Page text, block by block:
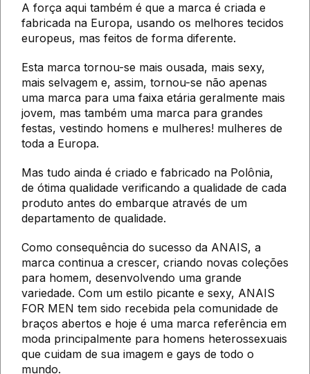
A força aqui também é que a marca é criada e
fabricada na Europa, usando os melhores tecidos
europeus, mas feitos de forma diferente.
Esta marca tornou-se mais ousada, mais sexy,
mais selvagem e, assim, tornou-se não apenas
uma marca para uma faixa etária geralmente mais
jovem, mas também uma marca para grandes
festas, vestindo homens e mulheres! mulheres de
toda a Europa.
Mas tudo ainda é criado e fabricado na Polônia,
de ótima qualidade verificando a qualidade de cada
produto antes do embarque através de um
departamento de qualidade.
Como consequência do sucesso da ANAIS, a
marca continua a crescer, criando novas coleções
para homem, desenvolvendo uma grande
variedade. Com um estilo picante e sexy, ANAIS
FOR MEN tem sido recebida pela comunidade de
braços abertos e hoje é uma marca referência em
moda principalmente para homens heterossexuais
que cuidam de sua imagem e gays de todo o
mundo.